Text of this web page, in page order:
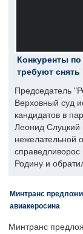
Конкуренты
требуют
Председатель
Верховный суд
кандидатов в
Леонид Слуцкий
нежелательной
Родину и
Минтранс
авиакеросина
Минтранс